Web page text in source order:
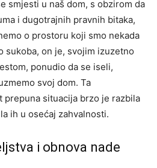
smjesti u naš dom, s obzirom da
i dugotrajnih pravnih bitaka,
o prostoru koji smo nekada
sukoba, on je, svojim izuzetno
ponudio da se iseli,
svoj dom. Ta
prepuna situacija brzo je razbila
ih u osećaj zahvalnosti.
i obnova nade